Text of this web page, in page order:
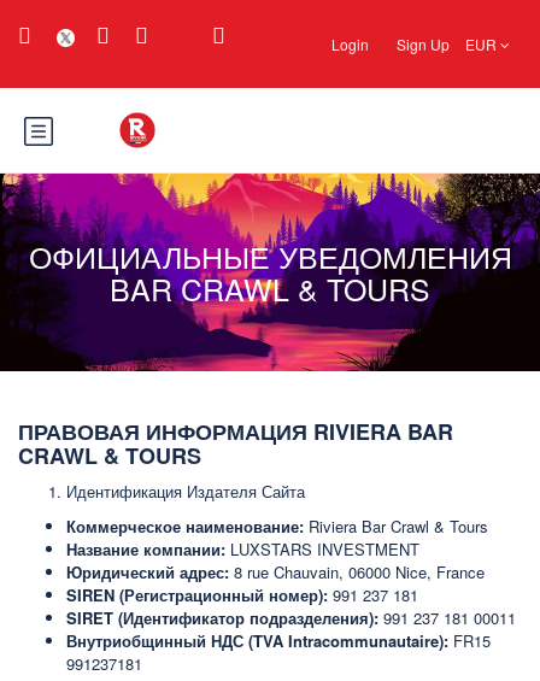
Login Sign Up EUR
ОФИЦИАЛЬНЫЕ УВЕДОМЛЕНИЯ
BAR CRAWL & TOURS
ПРАВОВАЯ ИНФОРМАЦИЯ RIVIERA BAR
CRAWL & TOURS
Идентификация Издателя Сайта
Коммерческое наименование: Riviera Bar Crawl & Tours
Название компании: LUXSTARS INVESTMENT
Юридический адрес: 8 rue Chauvain, 06000 Nice, France
SIREN (Регистрационный номер): 991 237 181
SIRET (Идентификатор подразделения): 991 237 181 00011
Внутриобщинный НДС (TVA Intracommunautaire): FR15
991237181